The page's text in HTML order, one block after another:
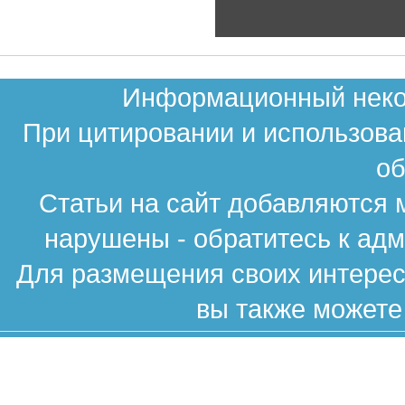
Информационный
При цитировании и
Статьи на сайт
нарушены - обратитесь к
Для размещения своих
вы также